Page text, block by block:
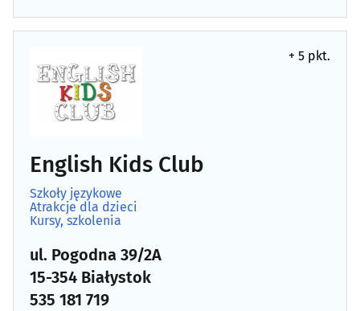
+ 5 pkt.
English Kids Club
Szkoły językowe
Atrakcje dla dzieci
Kursy, szkolenia
ul. Pogodna 39/2A
15-354 Białystok
535 181 719